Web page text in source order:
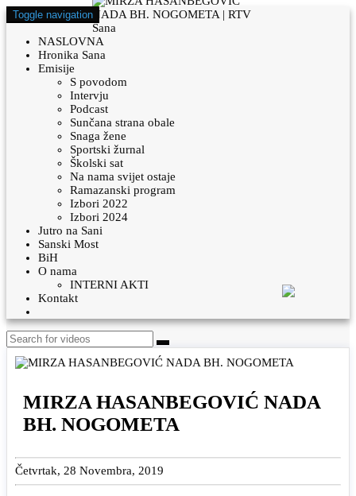
Toggle navigation
NASLOVNA
Hronika Sana
Emisije
S povodom
Intervju
Podcast
Sunčana strana obale
Snaga žene
Sportski žurnal
Školski sat
Na nama svijet ostaje
Ramazanski program
Izbori 2022
Izbori 2024
Jutro na Sani
Sanski Most
BiH
O nama
INTERNI AKTI
Kontakt
MIRZA HASANBEGOVIĆ NADA
BH. NOGOMETA
Četvrtak, 28 Novembra, 2019